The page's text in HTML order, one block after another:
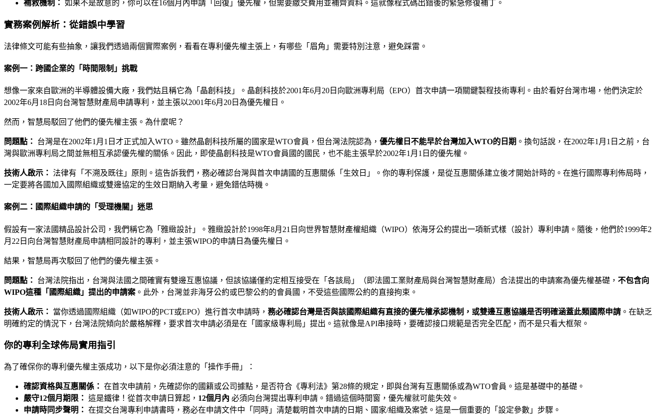
補救機制： 如果不是故意的，你可以在16個月內申請「回復」優先權，但需要繳交費用並補齊資料。這就像程式碼出錯後的緊急修復補丁。
實務案例解析：從錯誤中學習
法律條文可能有些抽象，讓我們透過兩個實際案例，看看在專利優先權主張上，有哪些「眉角」需要特別注意，避免踩雷。
案例一：跨國企業的「時間限制」挑戰
想像一家來自歐洲的半導體設備大廠，我們姑且稱它為「晶創科技」。晶創科技於2001年6月20日向歐洲專利局（EPO）首次申請一項關鍵製程技術專利。由於看好台灣市場，他們決定於
2002年6月18日向台灣智慧財產局申請專利，並主張以2001年6月20日為優先權日。
然而，智慧局駁回了他們的優先權主張。為什麼呢？
問題點： 台灣是在2002年1月1日才正式加入WTO。雖然晶創科技所屬的國家是WTO會員，但台灣法院認為， 優先權日不能早於台灣加入WTO的日期 。換句話說，在2002年1月1日之前，台
灣與歐洲專利局之間並無相互承認優先權的關係。因此，即使晶創科技是WTO會員國的國民，也不能主張早於2002年1月1日的優先權。
技術人啟示： 法律有「不溯及既往」原則。這告訴我們，務必確認台灣與首次申請國的互惠關係「生效日」。你的專利保護，是從互惠關係建立後才開始計時的。在進行國際專利佈局時，
一定要將各國加入國際組織或雙邊協定的生效日期納入考量，避免錯估時機。
案例二：國際組織申請的「受理機關」迷思
假設有一家法國精品設計公司，我們稱它為「雅緻設計」。雅緻設計於1998年8月21日向世界智慧財產權組織（WIPO）依海牙公約提出一項新式樣（設計）專利申請。隨後，他們於1999年2
月22日向台灣智慧財產局申請相同設計的專利，並主張WIPO的申請日為優先權日。
結果，智慧局再次駁回了他們的優先權主張。
問題點： 台灣法院指出，台灣與法國之間確實有雙邊互惠協議，但該協議僅約定相互接受在「各該局」（即法國工業財產局與台灣智慧財產局）合法提出的申請案為優先權基礎， 不包含向
WIPO這種「國際組織」提出的申請案 。此外，台灣並非海牙公約或巴黎公約的會員國，不受這些國際公約的直接拘束。
技術人啟示： 當你透過國際組織（如WIPO的PCT或EPO）進行首次申請時， 務必確認台灣是否與該國際組織有直接的優先權承認機制，或雙邊互惠協議是否明確涵蓋此類國際申請 。在缺乏
明確約定的情況下，台灣法院傾向於嚴格解釋，要求首次申請必須是在「國家級專利局」提出。這就像是API串接時，要確認接口規範是否完全匹配，而不是只看大框架。
你的專利全球佈局實用指引
為了確保你的專利優先權主張成功，以下是你必須注意的「操作手冊」：
確認資格與互惠關係： 在首次申請前，先確認你的國籍或公司據點，是否符合《專利法》第28條的規定，即與台灣有互惠關係或為WTO會員。這是基礎中的基礎。
嚴守12個月期限： 這是鐵律！從首次申請日算起， 12個月內 必須向台灣提出專利申請。錯過這個時間窗，優先權就可能失效。
申請時同步聲明： 在提交台灣專利申請書時，務必在申請文件中「同時」清楚載明首次申請的日期、國家/組織及案號。這是一個重要的「設定參數」步驟。